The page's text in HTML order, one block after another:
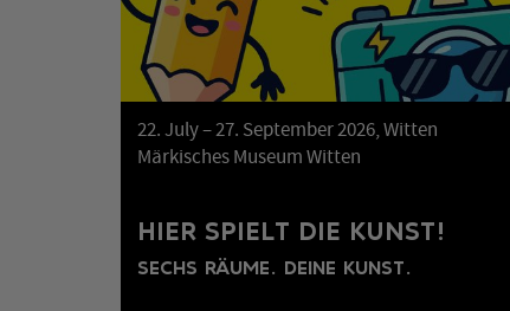
22. July – 27. September 2026, Witten
Märkisches Museum Witten
HIER SPIELT DIE KUNST!
SECHS RÄUME. DEINE KUNST.